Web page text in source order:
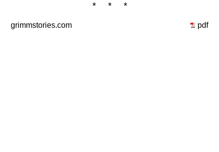
* * *
grimmstories.com pdf